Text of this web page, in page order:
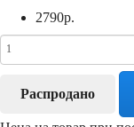
2790р.
Распродано